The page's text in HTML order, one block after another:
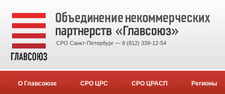
СРО Санкт-Петербург — 8 (812) 339-12-54
О Главсоюзе СРО ЦРС СРО ЦРАСП Регионы